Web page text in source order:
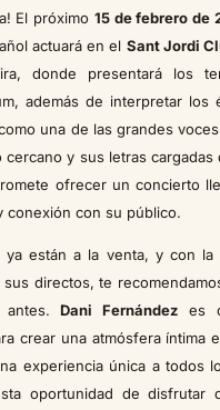
El próximo 15 de febrero de
actuará en el Sant Jordi
donde presentará los
además de interpretar los
una de las grandes
cercano y sus letras cargadas
ofrecer un concierto
conexión con su público.
ya están a la venta, y con la
directos, te
antes.Dani Fernández es
crear una atmósfera íntima
experiencia única a todos
oportunidad de disfrutar